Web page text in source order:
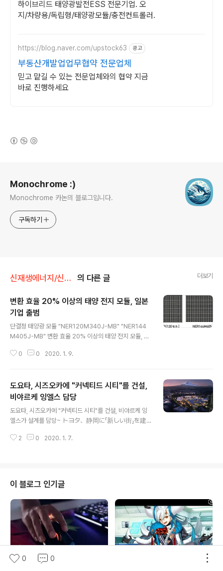
하이브리드 태양광발전ESS 전문기업. 오
지/차량용/독립형/태양광모듈/충전컨트롤러.
https://blog.naver.com/upstock63 광고
부동산개발업업무협약 전문업체
믿고 맡길 수 있는 전문업체와의 협약 지금
바로 진행하세요
Monochrome :)
Monochrome 카논의 블로그입니다.
구독하기
신재생에너지/신기술 의 다른 글 더보기
변환 효율 20% 이상의 태양 전지 모듈, 일본
기업 출범
단결정 태양광 모듈 "NER120M340J-MB" "NER144
M405J-MB" 변환 효율 20% 이상의 태양 전지 모듈, 일
ル、ネクストエナジーが2つの新製品 넥스트 에너지 ·
에서 2019년 12월부터 판매를 개시하고있다. -2020年
01月09日 14時30分 公開 넥스트 에너지 · 앤드 · 리스
소는 하프 커팅 PERC 기술을 이용한 변환 효율 20% 이상
의 단결정 태양광 모듈 'NER120M340J-MB "및"NER1
44M405J-MB'의 판매를 2019년 12월부터 시작했다.
- 개발한 모듈은 2분할 된 PERC 셀을 9개의 인터커넥터
0 0 2020. 1. 9.
도요타, 시즈오카에 "커넥티드 시티"를 건설,
비야르케 잉엘스 담당
도요타, 시즈오카에 "커넥티드 시티"를 건설, 비야르케 잉
엘스가 설계를 담당~ トヨタ、静岡に「新しい街」を建
요타 자동차는 1월 7일 시즈오카 현 스소노시(静岡県裾
동성 등의 최첨단 기술의 실증 실험을 실시 하는 도시를 개
발. 다양한 기업과 기관 등과 연계하여 새로운 기술과 서비
스가 가동 될 장소를 만든다. [도요타가 만드는 '도시'의 이
미지] 도시의 이름은 " Woven City "(우분 시티). 21년 초
에 착공해 앞으로 약 70 만㎡의 범위에 만들 계획이다. 초
기 단계에 도요타 직원과 프..
2 0 2020. 1. 7.
이 블로그 인기글
0 0